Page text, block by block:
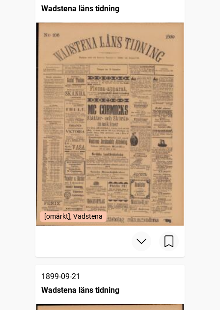
Wadstena läns tidning
[omärkt], Vadstena
1899-09-21
Wadstena läns tidning